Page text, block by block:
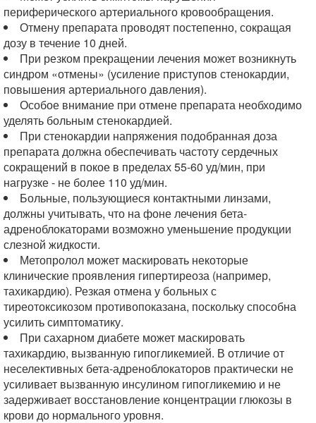
периферического артериального кровообращения.
Отмену препарата проводят постепенно, сокращая
дозу в течение 10 дней.
При резком прекращении лечения может возникнуть
синдром «отмены» (усиление приступов стенокардии,
повышения артериального давления).
Особое внимание при отмене препарата необходимо
уделять больным стенокардией.
При стенокардии напряжения подобранная доза
препарата должна обеспечивать частоту сердечных
сокращений в покое в пределах 55-60 уд/мин, при
нагрузке - не более 110 уд/мин.
Больные, пользующиеся контактными линзами,
должны учитывать, что на фоне лечения бета-
адреноблокаторами возможно уменьшение продукции
слезной жидкости.
Метопролол может маскировать некоторые
клинические проявления гипертиреоза (например,
тахикардию). Резкая отмена у больных с
тиреотоксикозом противопоказана, поскольку способна
усилить симптоматику.
При сахарном диабете может маскировать
тахикардию, вызванную гипогликемией. В отличие от
неселективных бета-адреноблокаторов практически не
усиливает вызванную инсулином гипогликемию и не
задерживает восстановление концентрации глюкозы в
крови до нормального уровня.